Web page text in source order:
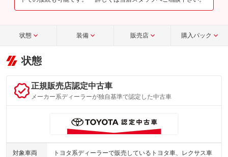
状態 装備 販売店 購入パック
状態
正規販売店認定中古車
メーカー系ディーラーが独自基準で認定した中古車
対象車両 トヨタ系ディーラーで販売しているトヨタ車、レクサス車